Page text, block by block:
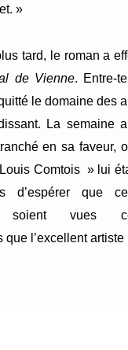
»
tard, le roman a
de Vienne. Entre-
le domaine des
La semaine
en sa faveur,
Comtois » lui
d’espérer que
soient vues
que l’excellent artiste